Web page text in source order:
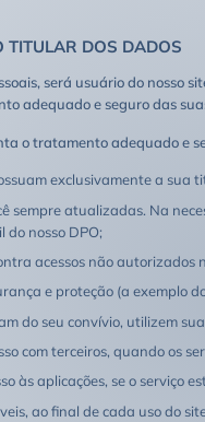
TITULAR DOS DADOS
será usuário do nosso
adequado e seguro das
o tratamento adequado e
exclusivamente a sua
sempre atualizadas. Na
nosso DPO;
acessos não
e proteção (a exemplo
do seu convívio, utilizem
com terceiros, quando os
às aplicações, se o serviço
ao final de cada uso do